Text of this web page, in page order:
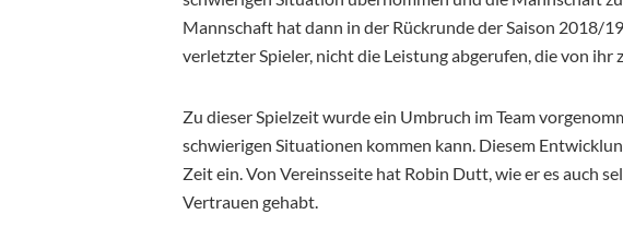
Mannschaft hat dann in der Rückrunde der Saison 2018/
verletzter Spieler, nicht die Leistung abgerufen, die von ihr
Zu dieser Spielzeit wurde ein Umbruch im Team
schwierigen Situationen kommen kann. Diesem
Zeit ein. Von Vereinsseite hat Robin Dutt, wie er es auch
Vertrauen gehabt.